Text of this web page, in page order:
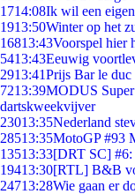
1714:08Ik wil een
1913:50Winter op het
16813:43Voorspel hier
5413:43Eeuwig
2913:41Prijs Bar le
7213:39MODUS Super
dartskweekvijver
23013:35Nederland
28513:35MotoGP #93
13513:33[DRT SC] #6:
19413:30[RTL] B&B
24713:28Wie gaan er